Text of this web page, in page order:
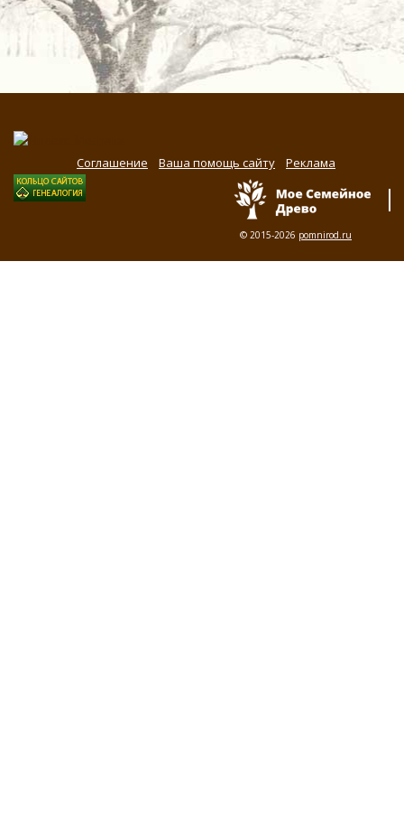
Соглашение Ваша помощь сайту Реклама
© 2015-2026 pomnirod.ru